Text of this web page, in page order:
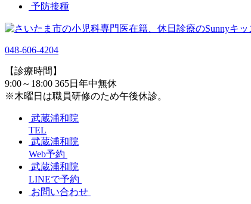
予防接種
048-606-4204
【診療時間】
9:00～18:00 365日年中無休
※木曜日は職員研修のため午後休診。
武蔵浦和院
TEL
武蔵浦和院
Web予約
武蔵浦和院
LINEで予約
お問い合わせ